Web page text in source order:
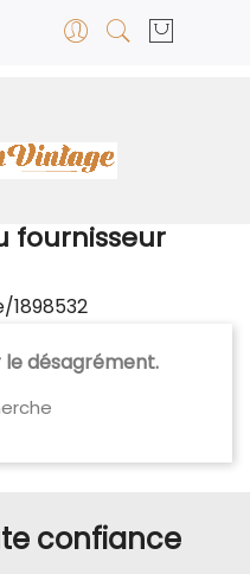
fournisseur
le désagrément.
confiance